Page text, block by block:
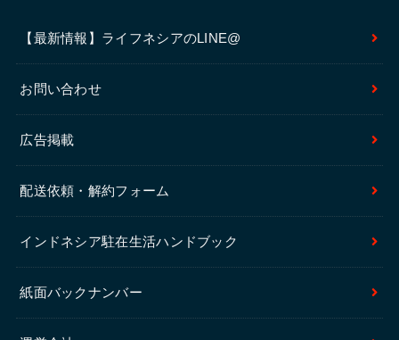
【最新情報】ライフネシアのLINE@
お問い合わせ
広告掲載
配送依頼・解約フォーム
インドネシア駐在生活ハンドブック
紙面バックナンバー